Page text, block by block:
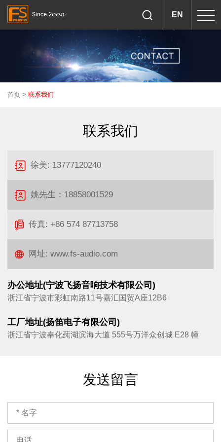
EN
首页 > 联系我们
联系我们
徐美: 13777120240
姚先生：18858001529
传真: +86 574 87713758
网址: www.fs-audio.com
办公地址(宁波飞扬音响技术有限公司)
浙江省宁波市彩虹南路11号嘉汇国贸A座12B6
工厂地址(扬笛电子有限公司)
浙江省宁波奉化莼湖滨海大道 555号万洋众创城 E28 幢
发送留言